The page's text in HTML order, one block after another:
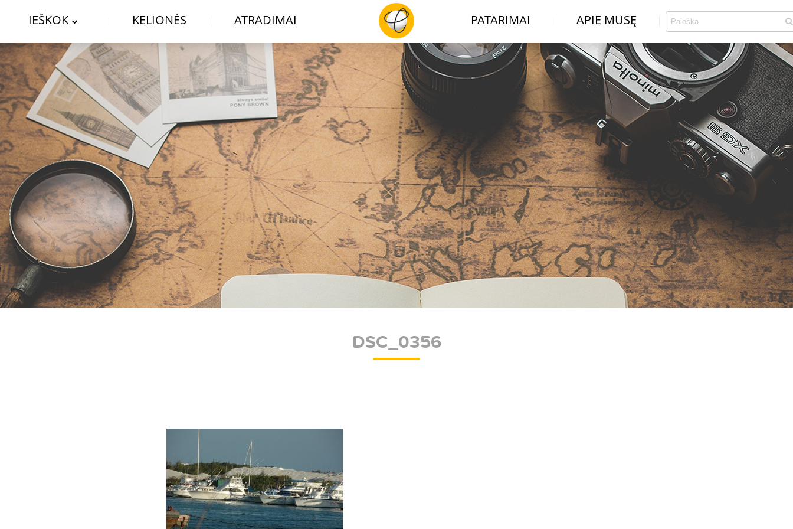
IEŠKOK KELIONĖS ATRADIMAI PATARIMAI APIE MUSĘ
DSC_0356